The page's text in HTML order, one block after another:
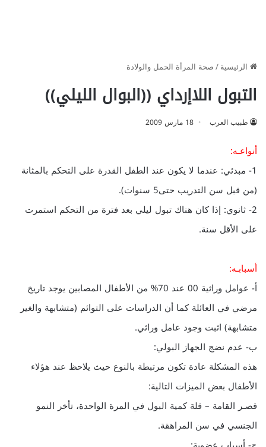
الرئيسية/صحة المرأة الحمل والولادة
التبول اللاإرداي ((البوال الليلي))
طبيب العرب 18 مارس 2009
أنواعـه:
1- مبدئي: عندما لا يكون عند الطفل القدرة على التحكم بالمثانة
(من قبل سن التدريب حتى5 سنوات).
2- ثانوي: إذا كان هناك تبول ليلي بعد فترة من التحكم استمرت
على الأقل سنة.
أسبابـه:
أ- عوامل وراثية 00 عند 70% من الأطفال المصابين يوجد تاريخ
مرضي في العائلة كما أن الدراسات على التوائم (متشابهة والغير
متشابهة) اثبت وجود عامل وراثي.
ب- عدم نضج الجهاز البولي:
هذه المشكلة عادة تكون مرتبطة بالنوع حيث يلاحظ عند هؤلاء
الأطفال بعض الميزات التالية:
قصـر القامة – قلة كمية البول في المرة الواحدة، تأخر النمو
الجنسي في سن المراهقة.